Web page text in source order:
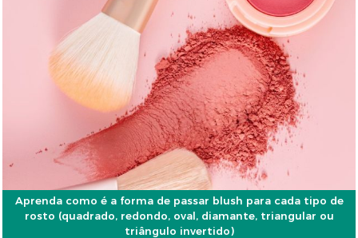
Aprenda como é a forma de passar blush para cada tipo de
rosto (quadrado, redondo, oval, diamante, triangular ou
triângulo invertido)